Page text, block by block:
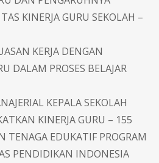
KINERJA GURU SEKOLAH –
KERJA DENGAN
DALAM PROSES BELAJAR
KEPALA SEKOLAH
KINERJA GURU – 155
TENAGA EDUKATIF PROGRAM
PENDIDIKAN INDONESIA